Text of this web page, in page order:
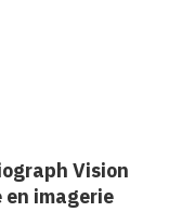
Vision
imagerie